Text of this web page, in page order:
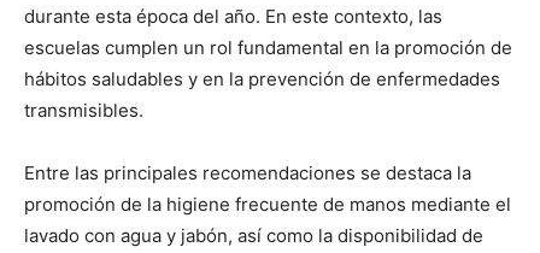
durante esta época del año. En este contexto, las
escuelas cumplen un rol fundamental en la promoción de
hábitos saludables y en la prevención de enfermedades
transmisibles.
Entre las principales recomendaciones se destaca la
promoción de la higiene frecuente de manos mediante el
lavado con agua y jabón, así como la disponibilidad de